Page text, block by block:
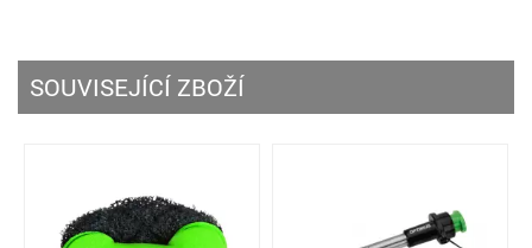
SOUVISEJÍCÍ ZBOŽÍ